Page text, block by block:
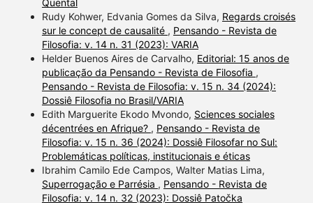
Quental
Rudy Kohwer, Edvania Gomes da Silva, Regards croisés
sur le concept de causalité , Pensando - Revista de
Filosofia: v. 14 n. 31 (2023): VARIA
Helder Buenos Aires de Carvalho, Editorial: 15 anos de
publicação da Pensando - Revista de Filosofia ,
Pensando - Revista de Filosofia: v. 15 n. 34 (2024):
Dossiê Filosofia no Brasil/VARIA
Edith Marguerite Ekodo Mvondo, Sciences sociales
décentrées en Afrique? , Pensando - Revista de
Filosofia: v. 15 n. 36 (2024): Dossiê Filosofar no Sul:
Problemáticas políticas, institucionais e éticas
Ibrahim Camilo Ede Campos, Walter Matias Lima,
Superrogação e Parrésia , Pensando - Revista de
Filosofia: v. 14 n. 32 (2023): Dossiê Patočka